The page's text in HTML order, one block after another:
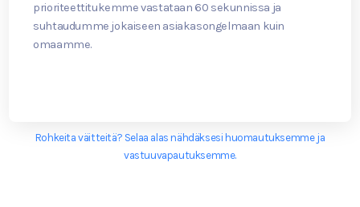
prioriteettitukemme vastataan 60 sekunnissa ja
suhtaudumme jokaiseen asiakasongelmaan kuin
omaamme.
Rohkeita väitteitä? Selaa alas nähdäksesi huomautuksemme ja
vastuuvapautuksemme.